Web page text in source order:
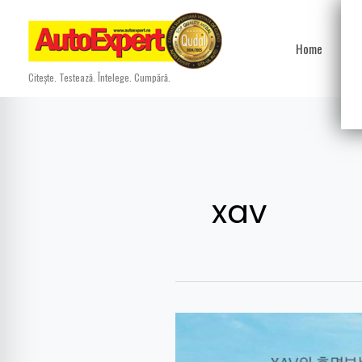
content
Citește. Testează. Întelege. Cumpără.
Home
xav